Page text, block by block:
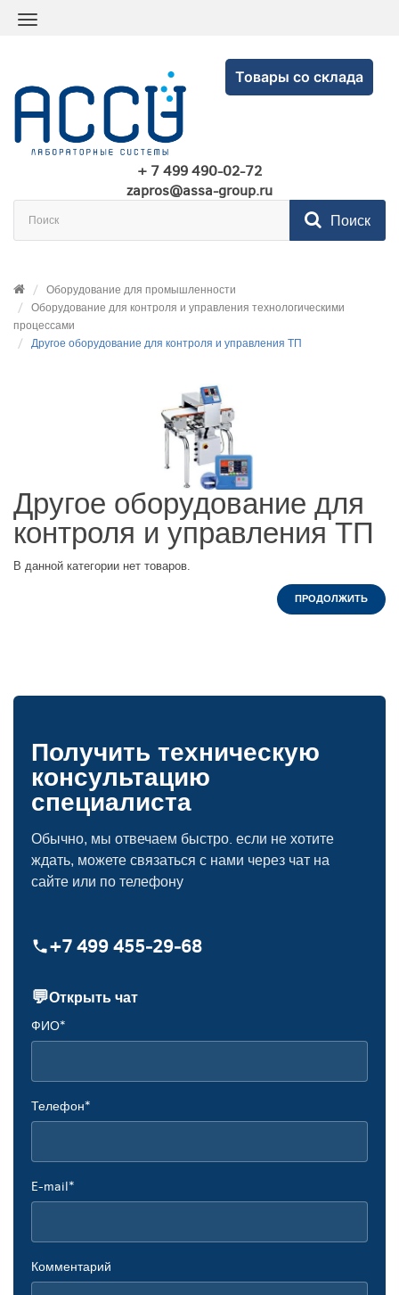
Товары со склада
+ 7 499 490-02-72
zapros@assa-group.ru
Поиск
Оборудование для промышленности
Оборудование для контроля и управления технологическими
процессами
Другое оборудование для контроля и управления ТП
Другое оборудование для
контроля и управления ТП
В данной категории нет товаров.
ПРОДОЛЖИТЬ
Получить техническую
консультацию
специалиста
Обычно, мы отвечаем быстро. если не хотите
ждать, можете связаться с нами через чат на
сайте или по телефону
+7 499 455‑29‑68
💬Открыть чат
ФИО*
Телефон*
E-mail*
Комментарий